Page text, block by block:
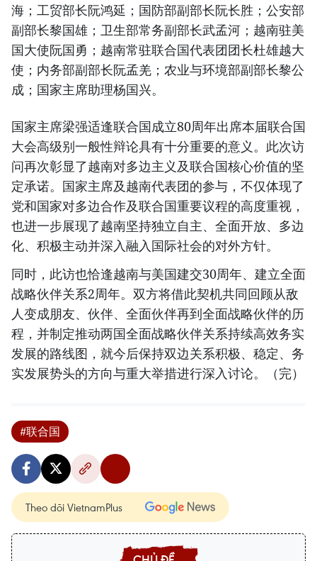
海；工贸部长阮鸿延；国防部副部长阮长胜；公安部
副部长黎国雄；卫生部常务副部长武孟河；越南驻美
国大使阮国勇；越南常驻联合国代表团团长杜雄越大
使；内务部副部长阮孟羌；农业与环境部副部长黎公
成；国家主席助理杨国兴。
国家主席梁强适逢联合国成立80周年出席本届联合国
大会高级别一般性辩论具有十分重要的意义。此次访
问再次彰显了越南对多边主义及联合国核心价值的坚
定承诺。国家主席及越南代表团的参与，不仅体现了
党和国家对多边合作及联合国重要议程的高度重视，
也进一步展现了越南坚持独立自主、全面开放、多边
化、积极主动并深入融入国际社会的对外方针。
同时，此访也恰逢越南与美国建交30周年、建立全面
战略伙伴关系2周年。双方将借此契机共同回顾从敌
人变成朋友、伙伴、全面伙伴再到全面战略伙伴的历
程，并制定推动两国全面战略伙伴关系持续高效务实
发展的路线图，就今后保持双边关系积极、稳定、务
实发展势头的方向与重大举措进行深入讨论。（完）
#联合国
Theo dõi VietnamPlus